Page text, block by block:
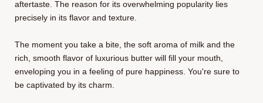
aftertaste. The reason for its overwhelming popularity lies
precisely in its flavor and texture.
The moment you take a bite, the soft aroma of milk and the
rich, smooth flavor of luxurious butter will fill your mouth,
enveloping you in a feeling of pure happiness. You're sure to
be captivated by its charm.